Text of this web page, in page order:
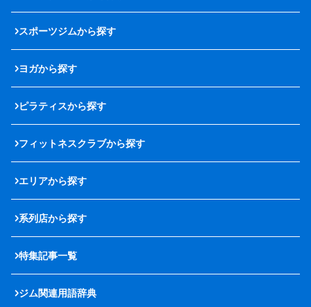
スポーツジムから探す
ヨガから探す
ピラティスから探す
フィットネスクラブから探す
エリアから探す
系列店から探す
特集記事一覧
ジム関連用語辞典